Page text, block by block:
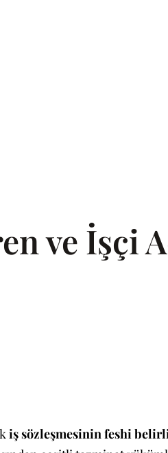
ve İşçi
iş sözleşmesinin feshi